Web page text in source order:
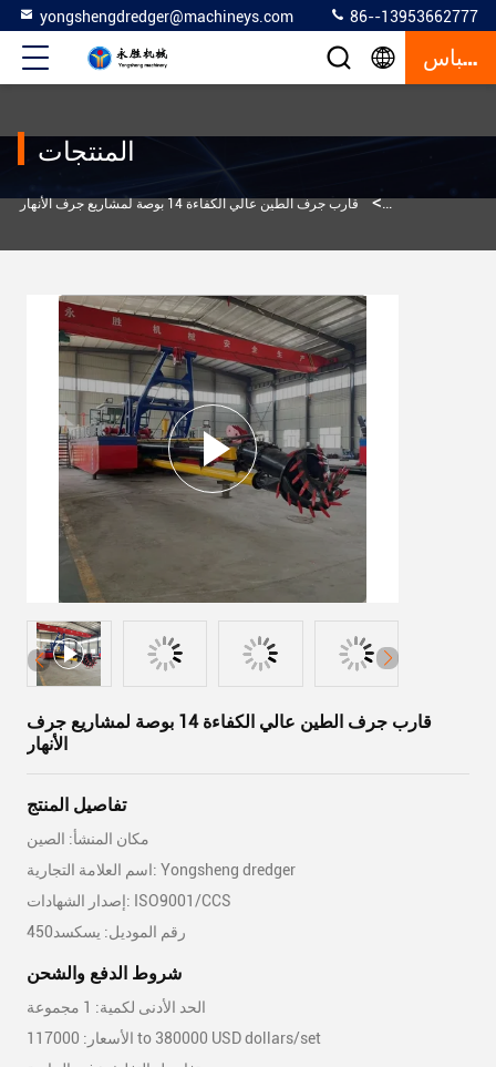
yongshengdredger@machineys.com 86--13953662777
إقتباس
المنتجات
> قارب جرف الطين عالي الكفاءة 14 بوصة لمشاريع جرف الأنهار
قارب جرف الطين عالي الكفاءة 14 بوصة لمشاريع جرف
الأنهار
تفاصيل المنتج
مكان المنشأ: الصين
اسم العلامة التجارية: Yongsheng dredger
إصدار الشهادات: ISO9001/CCS
رقم الموديل: يسكسد450
شروط الدفع والشحن
الحد الأدنى لكمية: 1 مجموعة
الأسعار: 117000 to 380000 USD dollars/set